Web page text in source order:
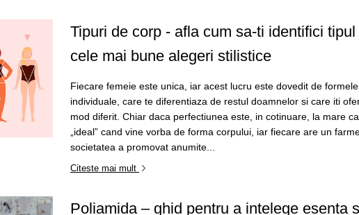
Tipuri de corp - afla cum sa-ti identifici
cele mai bune alegeri stilistice
Fiecare femeie este unica, iar acest lucru este dovedit de
individuale, care te diferentiaza de restul doamnelor si care iti
mod diferit. Chiar daca perfectiunea este, in cotinuare, la mare
„ideal” cand vine vorba de forma corpului, iar fiecare are un
societatea a promovat anumite...
Citeste mai mult
Poliamida – ghid pentru a intelege esenta